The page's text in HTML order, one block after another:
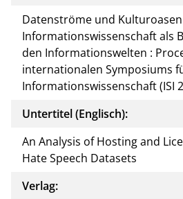
Datenströme und
Informationswissenschaft als
den Informationswelten :
internationalen Symposiums
Informationswissenschaft (ISI
Untertitel (Englisch):
An Analysis of Hosting and
Hate Speech Datasets
Verlag: